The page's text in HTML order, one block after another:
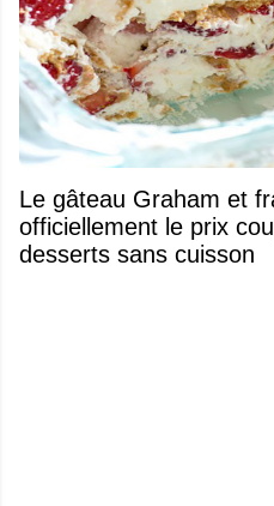
Le gâteau Graham et fraises se mérite
officiellement le prix
desserts sans cuisson